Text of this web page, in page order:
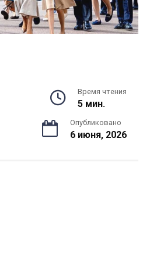
Время чтения
5 мин.
Опубликовано
6 июня, 2026